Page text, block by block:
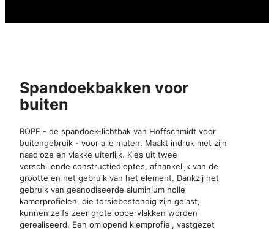
Spandoekbakken voor
buiten
ROPE - de spandoek-lichtbak van Hoffschmidt voor
buitengebruik - voor alle maten. Maakt indruk met zijn
naadloze en vlakke uiterlijk. Kies uit twee
verschillende constructiedieptes, afhankelijk van de
grootte en het gebruik van het element. Dankzij het
gebruik van geanodiseerde aluminium holle
kamerprofielen, die torsiebestendig zijn gelast,
kunnen zelfs zeer grote oppervlakken worden
gerealiseerd. Een omlopend klemprofiel, vastgezet